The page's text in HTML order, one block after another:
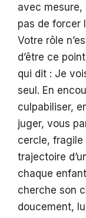
avec mesure,
pas de forcer
Votre rôle
d’être ce
qui dit : Je
seul. En
culpabiliser,
juger, vous
cercle, fragile
trajectoire
chaque
cherche son
doucement,